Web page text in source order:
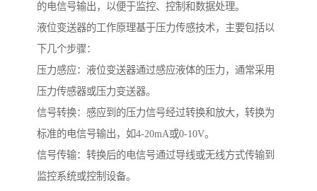
的电信号输出，以便于监控、控制和数据处理。
液位变送器的工作原理基于压力传感技术，主要包括以
下几个步骤：
压力感应：液位变送器通过感应液体的压力，通常采用
压力传感器或压力变送器。
信号转换：感应到的压力信号经过转换和放大，转换为
标准的电信号输出，如4-20mA或0-10V。
信号传输：转换后的电信号通过导线或无线方式传输到
监控系统或控制设备。